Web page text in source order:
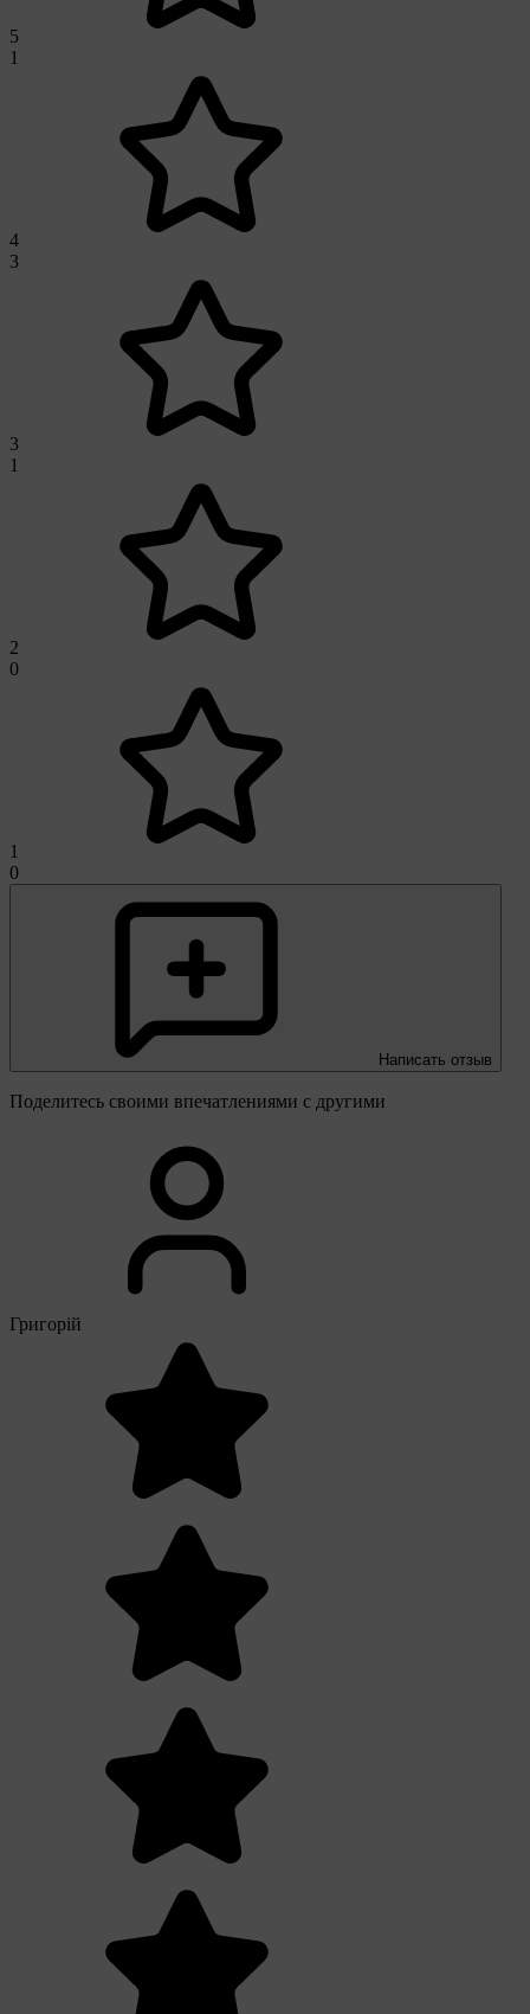
5
1
4
3
3
1
2
0
1
0
Написать отзыв
Поделитесь своими впечатлениями с другими
Григорій